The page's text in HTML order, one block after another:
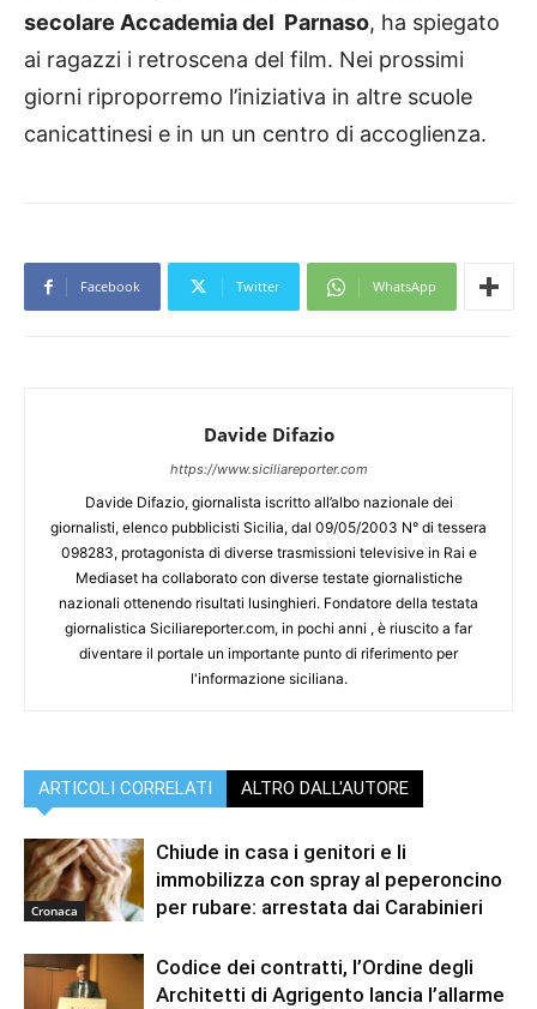
secolare Accademia del Parnaso, ha spiegato
ai ragazzi i retroscena del film. Nei prossimi
giorni riproporremo l’iniziativa in altre scuole
canicattinesi e in un un centro di accoglienza.
Facebook Twitter WhatsApp
Davide Difazio
https://www.siciliareporter.com
Davide Difazio, giornalista iscritto all’albo nazionale dei
giornalisti, elenco pubblicisti Sicilia, dal 09/05/2003 N° di tessera
098283, protagonista di diverse trasmissioni televisive in Rai e
Mediaset ha collaborato con diverse testate giornalistiche
nazionali ottenendo risultati lusinghieri. Fondatore della testata
giornalistica Siciliareporter.com, in pochi anni , è riuscito a far
diventare il portale un importante punto di riferimento per
l'informazione siciliana.
ARTICOLI CORRELATI ALTRO DALL'AUTORE
Cronaca
Chiude in casa i genitori e li
immobilizza con spray al peperoncino
per rubare: arrestata dai Carabinieri
Codice dei contratti, l’Ordine degli
Architetti di Agrigento lancia l’allarme